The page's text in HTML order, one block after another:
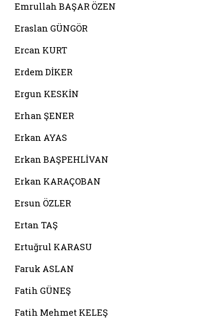
Emrullah BAŞAR ÖZEN
Eraslan GÜNGÖR
Ercan KURT
Erdem DİKER
Ergun KESKİN
Erhan ŞENER
Erkan AYAS
Erkan BAŞPEHLİVAN
Erkan KARAÇOBAN
Ersun ÖZLER
Ertan TAŞ
Ertuğrul KARASU
Faruk ASLAN
Fatih GÜNEŞ
Fatih Mehmet KELEŞ